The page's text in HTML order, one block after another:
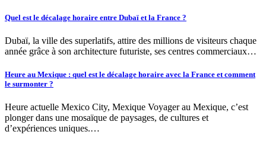
Quel est le décalage horaire entre Dubaï et la France ?
Dubaï, la ville des superlatifs, attire des millions de visiteurs chaque
année grâce à son architecture futuriste, ses centres commerciaux…
Heure au Mexique : quel est le décalage horaire avec la France et comment
le surmonter ?
Heure actuelle Mexico City, Mexique Voyager au Mexique, c’est
plonger dans une mosaïque de paysages, de cultures et
d’expériences uniques.…